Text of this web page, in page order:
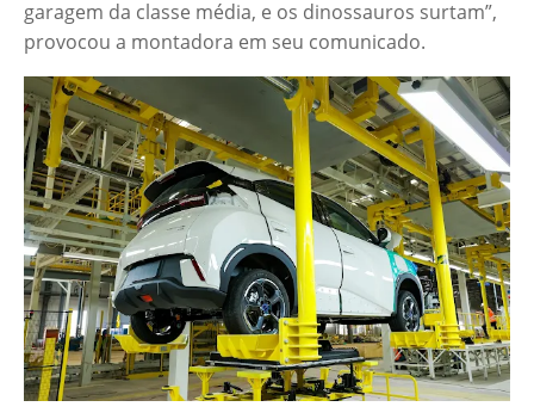
garagem da classe média, e os dinossauros surtam”,
provocou a montadora em seu comunicado.